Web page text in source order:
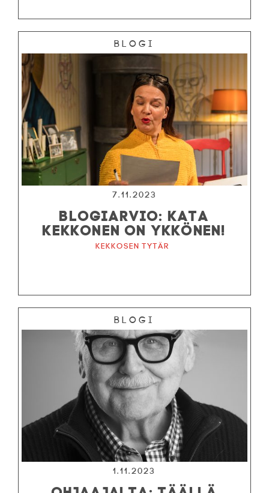
Blogi
7.11.2023
BLOGIARVIO: KATA
KEKKONEN ON YKKÖNEN!
Kekkosen tytär
Blogi
1.11.2023
OHJAAJALTA: TÄÄLLÄ